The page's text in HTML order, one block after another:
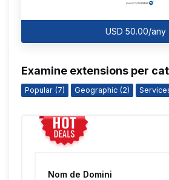
USD 50.00/any
Examine extensions per
Popular (7) Geographic (2)
Nom de Domini